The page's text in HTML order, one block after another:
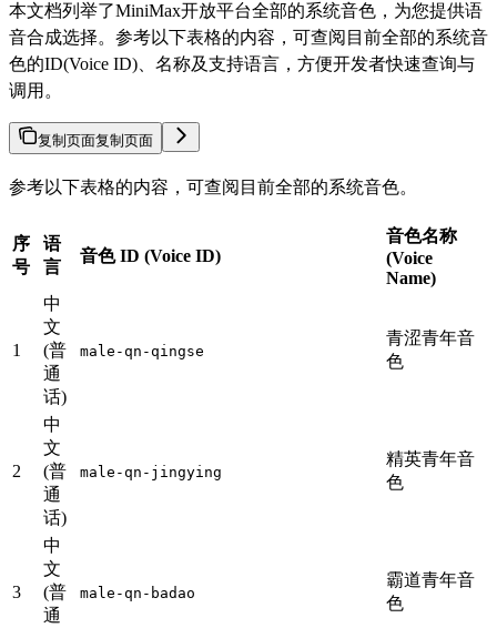
本文档列举了MiniMax开放平台全部的系统音色，为您提供语
音合成选择。参考以下表格的内容，可查阅目前全部的系统音
色的ID(Voice ID)、名称及支持语言，方便开发者快速查询与
调用。
复制页面复制页面
参考以下表格的内容，可查阅目前全部的系统音色。
序
号
语
言
音色 ID (Voice ID)
音色名称
(Voice
Name)
1
中
文
(普
通
话)
male-qn-qingse
青涩青年音
色
2
中
文
(普
通
话)
male-qn-jingying
精英青年音
色
3
中
文
(普
通
male-qn-badao
霸道青年音
色